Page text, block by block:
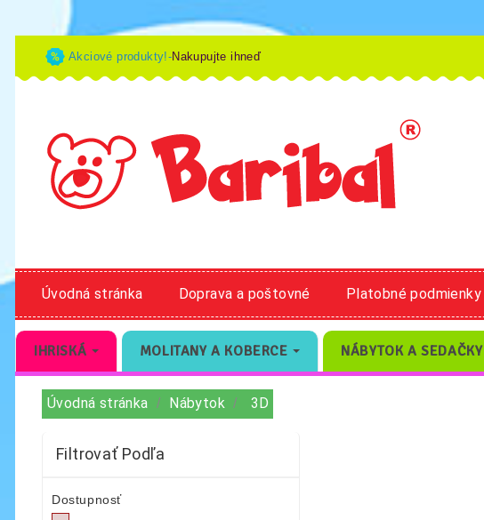
Akciové produkty!-Nakupujte ihneď
Úvodná stránka Doprava a poštovné Platobné podmienky
IHRISKÁ MOLITANY A KOBERCE NÁBYTOK A SEDAČKY
Úvodná stránka Nábytok 3D
Filtrovať Podľa
Dostupnosť